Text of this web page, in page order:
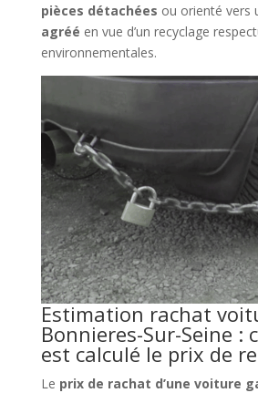
pièces détachées ou orienté vers
agréé en vue d’un recyclage
environnementales.
Estimation rachat
Bonnieres-Sur-Seine :
est calculé le prix de
Le prix de rachat d’une voiture